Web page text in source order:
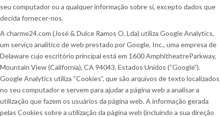
seu computador ou a qualquer informação sobre si, excepto dados que
decida fornecer-nos.
A charme24.com (José & Dulce Ramos O. Lda) utiliza Google Analytics,
um serviço analítico de web prestado por Google, Inc., uma empresa de
Delaware cujo escritório principal está em 1600 AmphitheatreParkway,
Mountain View (California), CA 94043, Estados Unidos (“Google”).
Google Analytics utiliza “Cookies”, que são arquivos de texto localizados
no seu computador e servem para ajudar a página web a analisar a
utilização que fazem os usuários da página web. A informação gerada
pelas Cookies sobre a utilização da página web (incluindo a sua direção